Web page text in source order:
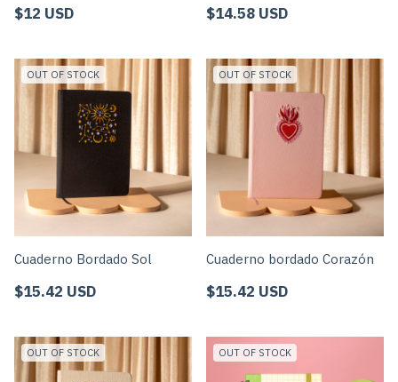
$12 USD $14.58 USD
OUT OF STOCK
Cuaderno Bordado Sol
$15.42 USD
OUT OF STOCK
Cuaderno bordado Corazón
$15.42 USD
OUT OF STOCK OUT OF STOCK